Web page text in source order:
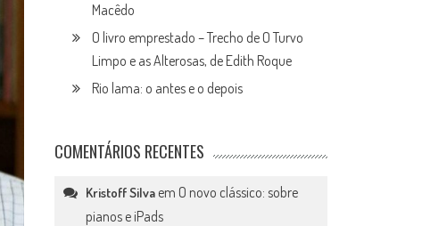
Macêdo
O livro emprestado – Trecho de O Turvo
Limpo e as Alterosas, de Edith Roque
Rio lama: o antes e o depois
COMENTÁRIOS RECENTES
Kristoff Silva em O novo clássico: sobre
pianos e iPads